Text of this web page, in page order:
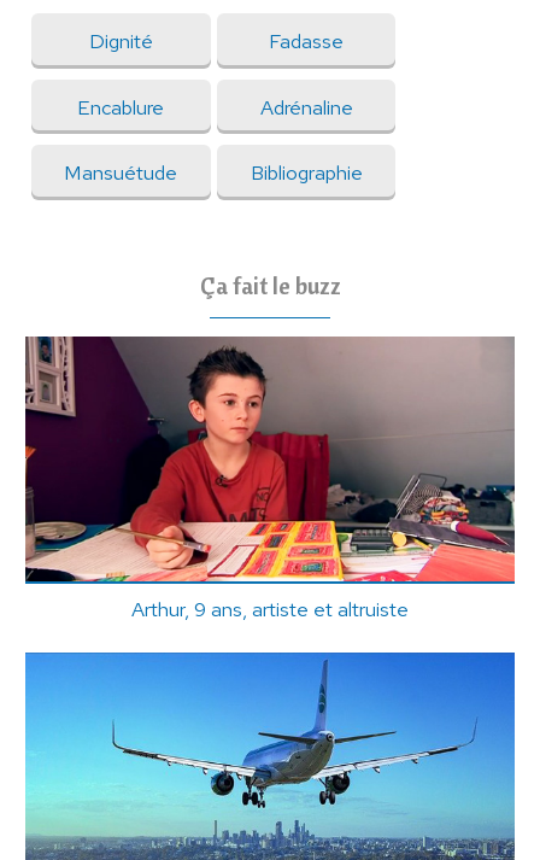
Dignité Fadasse
Encablure Adrénaline
Mansuétude Bibliographie
Ça fait le buzz
Arthur, 9 ans, artiste et altruiste